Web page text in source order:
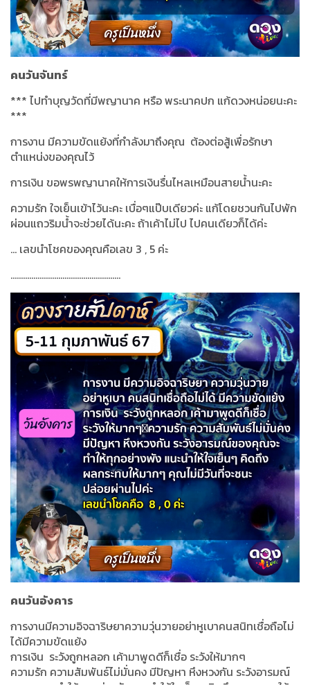
คนวันจันทร์
*** ไปทำบุญวัดที่มีพญานาค หรือ พระนาคปก แก้ดวงหน่อยนะคะ
***
การงาน มีความขัดแย้งที่กำลังมาถึงคุณ ต้องต่อสู้เพื่อรักษา
ตำแหน่งของคุณไว้
การเงิน ขอพรพญานาคให้การเงินรื่นไหลเหมือนสายน้ำนะคะ
ความรัก ใจเย็นเข้าไว้นะคะ เบื่อๆแป๊บเดียวค่ะ แก้โดยชวนกันไปพัก
ผ่อนแถวริมน้ำจะช่วยได้นะคะ ถ้าเค้าไม่ไป ไปคนเดียวก็ได้ค่ะ
... เลขนำโชคของคุณคือเลข 3 , 5 ค่ะ
.....................................................
คนวันอังคาร
การงานมีความอิจฉาริษยาความวุ่นวายอย่าหูเบาคนสนิทเชื่อถือไม่
ได้มีความขัดแย้ง
การเงิน ระวังถูกหลอก เค้ามาพูดดีก็เชื่อ ระวังให้มากๆ
ความรัก ความสัมพันธ์ไม่มั่นคง มีปัญหา หึงหวงกัน ระวังอารมณ์